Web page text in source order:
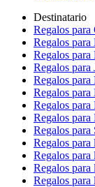
Destinatario
Regalos para
Regalos para
Regalos para
Regalos para
Regalos para
Regalos para
Regalos para
Regalos
Regalos para
Regalos
Regalos para
Regalos
Regalos para